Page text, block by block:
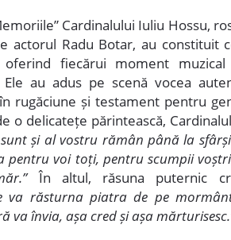
Cardinalului Iuliu Hossu,
actorul Radu Botar, au constituit
oferind fiecărui moment
au adus pe scenă vocea
rugăciune și testament pentru
o delicatețe părintească,
și al vostru rămân până la
pentru voi toți, pentru scumpii
În altul, răsuna puternic
va răsturna piatra de pe
va învia, așa cred și așa